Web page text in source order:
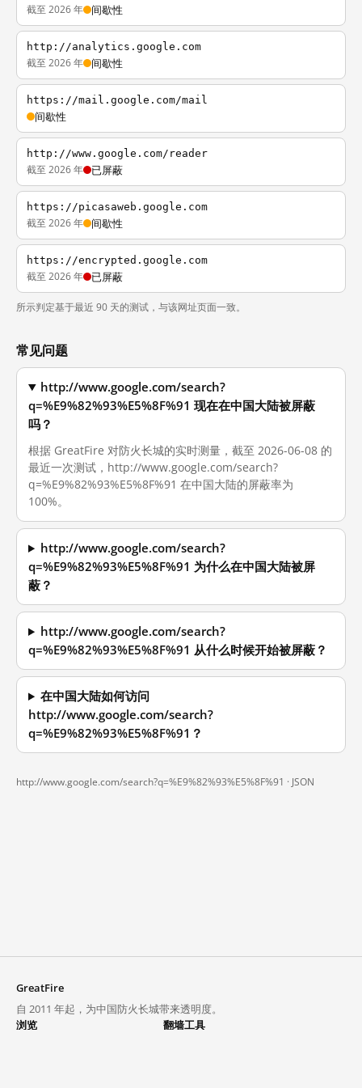
截至 2026 年 间歇性
http://analytics.google.com
截至 2026 年 间歇性
https://mail.google.com/mail
间歇性
http://www.google.com/reader
截至 2026 年 已屏蔽
https://picasaweb.google.com
截至 2026 年 间歇性
https://encrypted.google.com
截至 2026 年 已屏蔽
所示判定基于最近 90 天的测试，与该网址页面一致。
常见问题
http://www.google.com/search?
q=%E9%82%93%E5%8F%91 现在在中国大陆被屏蔽
吗？
根据 GreatFire 对防火长城的实时测量，截至 2026-06-08 的
最近一次测试，http://www.google.com/search?
q=%E9%82%93%E5%8F%91 在中国大陆的屏蔽率为
100%。
http://www.google.com/search?
q=%E9%82%93%E5%8F%91 为什么在中国大陆被屏
蔽？
http://www.google.com/search?
q=%E9%82%93%E5%8F%91 从什么时候开始被屏蔽？
在中国大陆如何访问
http://www.google.com/search?
q=%E9%82%93%E5%8F%91？
http://www.google.com/search?q=%E9%82%93%E5%8F%91 · JSON
GreatFire
自 2011 年起，为中国防火长城带来透明度。
浏览
翻墙工具